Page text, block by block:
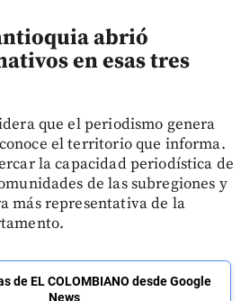
abrió
en esas tres
que el periodismo genera
el territorio que informa.
la capacidad periodística de
de las subregiones y
más representativa de la
de EL COLOMBIANO desde Google
News